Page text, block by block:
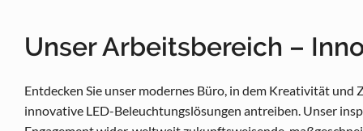
Unser Arbeitsbereich –
Entdecken Sie unser modernes Büro, in dem Kreativität
innovative LED-Beleuchtungslösungen antreiben. Unser